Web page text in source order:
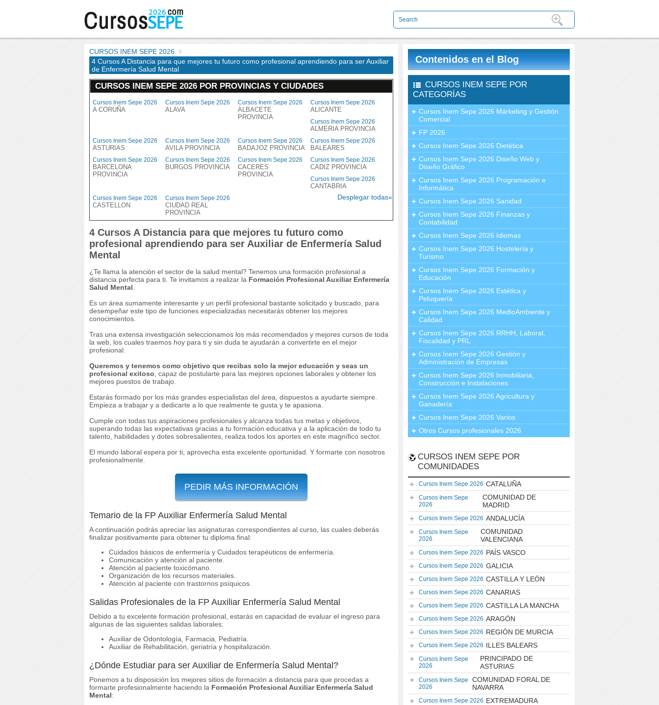
CURSOS INEM SEPE 2026
4 Cursos A Distancia para que mejores tu futuro como profesional aprendiendo para ser Auxiliar
de Enfermería Salud Mental
CURSOS INEM SEPE 2026 POR PROVINCIAS Y CIUDADES
Cursos Inem Sepe 2026
A CORUÑA
Cursos Inem Sepe 2026
ALAVA
Cursos Inem Sepe 2026
ALBACETE
PROVINCIA
Cursos Inem Sepe 2026
ALICANTE
Cursos Inem Sepe 2026
ALMERIA PROVINCIA
Cursos Inem Sepe 2026
ASTURIAS
Cursos Inem Sepe 2026
AVILA PROVINCIA
Cursos Inem Sepe 2026
BADAJOZ PROVINCIA
Cursos Inem Sepe 2026
BALEARES
Cursos Inem Sepe 2026
BARCELONA
PROVINCIA
Cursos Inem Sepe 2026
BURGOS PROVINCIA
Cursos Inem Sepe 2026
CACERES
PROVINCIA
Cursos Inem Sepe 2026
CADIZ PROVINCIA
Cursos Inem Sepe 2026
CANTABRIA
Cursos Inem Sepe 2026
CASTELLON
Cursos Inem Sepe 2026
CIUDAD REAL
PROVINCIA
Desplegar todas»
4 Cursos A Distancia para que mejores tu futuro como
profesional aprendiendo para ser Auxiliar de Enfermería Salud
Mental
¿Te llama la atención el sector de la salud mental? Tenemos una formación profesional a
distancia perfecta para ti. Te invitamos a realizar la Formación Profesional Auxiliar Enfermería
Salud Mental
Es un área sumamente interesante y un perfil profesional bastante solicitado y buscado, para
desempeñar este tipo de funciones especializadas necesitarás obtener los mejores
conocimientos.
Tras una extensa investigación seleccionamos los más recomendados y mejores cursos de toda
la web, los cuales traemos hoy para ti y sin duda te ayudarán a convertirte en el mejor
profesional.
Queremos y tenemos como objetivo que recibas solo la mejor educación y seas un
profesional exitoso , capaz de postularte para las mejores opciones laborales y obtener los
mejores puestos de trabajo.
Estarás formado por los más grandes especialistas del área, dispuestos a ayudarte siempre.
Empieza a trabajar y a dedicarte a lo que realmente te gusta y te apasiona.
Cumple con todas tus aspiraciones profesionales y alcanza todas tus metas y objetivos,
superando todas las expectativas gracias a tu formación educativa y a la aplicación de todo tu
talento, habilidades y dotes sobresalientes, realiza todos los aportes en este magnífico sector.
El mundo laboral espera por ti, aprovecha esta excelente oportunidad. Y formarte con nosotros
profesionalmente.
PEDIR MÁS INFORMACIÓN
Temario de la FP Auxiliar Enfermería Salud Mental
A continuación podrás apreciar las asignaturas correspondientes al curso, las cuales deberás
finalizar positivamente para obtener tu diploma final:
Cuidados básicos de enfermería y Cuidados terapéuticos de enfermería.
Comunicación y atención al paciente.
Atención al paciente toxicómano.
Organización de los recursos materiales.
Atención al paciente con trastornos psíquicos.
Salidas Profesionales de la FP Auxiliar Enfermería Salud Mental
Debido a tu excelente formación profesional, estarás en capacidad de evaluar el ingreso para
algunas de las siguientes salidas laborales:
Auxiliar de Odontología, Farmacia, Pediatría.
Auxiliar de Rehabilitación, geriatría y hospitalización.
¿Dónde Estudiar para ser Auxiliar de Enfermería Salud Mental?
Ponemos a tu disposición los mejores sitios de formación a distancia para que procedas a
formarte profesionalmente haciendo la Formación Profesional Auxiliar Enfermería Salud
Mental:
Contenidos en el Blog
CURSOS INEM SEPE POR
CATEGORÍAS
Cursos Inem Sepe 2026 Márketing y Gestión
Comercial
FP 2026
Cursos Inem Sepe 2026 Dietética
Cursos Inem Sepe 2026 Diseño Web y
Diseño Gráfico
Cursos Inem Sepe 2026 Programación e
Informática
Cursos Inem Sepe 2026 Sanidad
Cursos Inem Sepe 2026 Finanzas y
Contabilidad
Cursos Inem Sepe 2026 Idiomas
Cursos Inem Sepe 2026 Hostelería y
Turismo
Cursos Inem Sepe 2026 Formación y
Educación
Cursos Inem Sepe 2026 Estética y
Peluquería
Cursos Inem Sepe 2026 MedioAmbiente y
Calidad
Cursos Inem Sepe 2026 RRHH, Laboral,
Fiscalidad y PRL
Cursos Inem Sepe 2026 Gestión y
Administración de Empresas
Cursos Inem Sepe 2026 Inmobiliaria,
Construcción e Instalaciones
Cursos Inem Sepe 2026 Agricultura y
Ganadería
Cursos Inem Sepe 2026 Varios
Otros Cursos profesionales 2026
CURSOS INEM SEPE POR
COMUNIDADES
Cursos Inem Sepe 2026 CATALUÑA
Cursos Inem Sepe
2026
COMUNIDAD DE
MADRID
Cursos Inem Sepe 2026 ANDALUCÍA
Cursos Inem Sepe
2026
COMUNIDAD
VALENCIANA
Cursos Inem Sepe 2026 PAÍS VASCO
Cursos Inem Sepe 2026 GALICIA
Cursos Inem Sepe 2026 CASTILLA Y LEÓN
Cursos Inem Sepe 2026 CANARIAS
Cursos Inem Sepe 2026 CASTILLA LA MANCHA
Cursos Inem Sepe 2026 ARAGÓN
Cursos Inem Sepe 2026 REGIÓN DE MURCIA
Cursos Inem Sepe 2026 ILLES BALEARS
Cursos Inem Sepe
2026
PRINCIPADO DE
ASTURIAS
Cursos Inem Sepe
2026
COMUNIDAD FORAL DE
NAVARRA
Cursos Inem Sepe 2026 EXTREMADURA